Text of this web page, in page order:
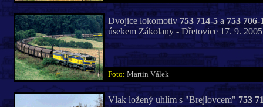
Dvojice lokomotiv 753 714-5a753 706-
úsekem Zákolany - Dřetovice 17. 9.
Foto: Martin Válek
Vlak ložený uhlím s "Brejlovcem" 753